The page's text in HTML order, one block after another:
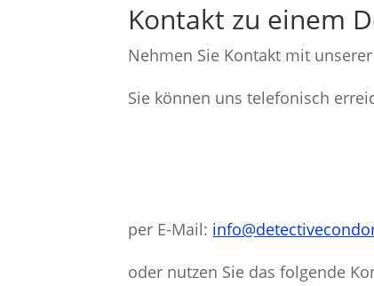
Kontakt zu einem
Nehmen Sie Kontakt mit
Sie können uns telefonisch
per E-Mail:
oder nutzen Sie das folgende